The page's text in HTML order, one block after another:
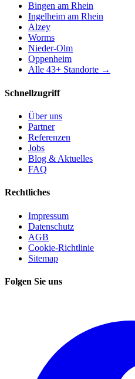
Bingen am Rhein
Ingelheim am Rhein
Alzey
Worms
Nieder-Olm
Oppenheim
Alle 43+ Standorte →
Schnellzugriff
Über uns
Partner
Referenzen
Jobs
Blog & Aktuelles
FAQ
Rechtliches
Impressum
Datenschutz
AGB
Cookie-Richtlinie
Sitemap
Folgen Sie uns